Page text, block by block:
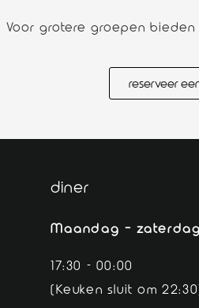
Voor grotere groepen
reserveer
diner
Maandag – zaterdag
17:30 - 00:00
(Keuken sluit om